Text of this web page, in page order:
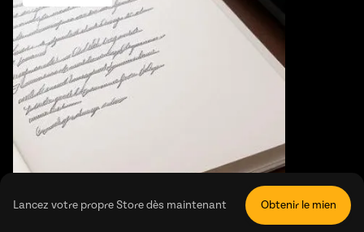
Lancez votre propre Store dès maintenant Obtenir le mien